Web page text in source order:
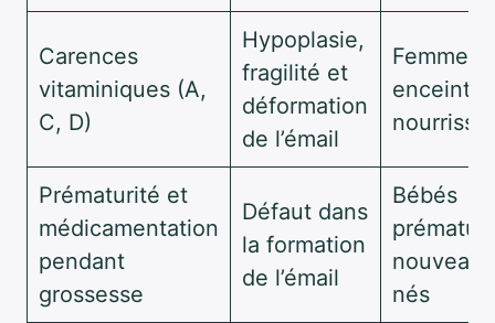
Carences
vitaminiques (A,
C, D)
Hypoplasie,
fragilité et
déformation
de l’émail
Femmes
Prématurité et
médicamentation
pendant
grossesse
Défaut dans
la formation
de l’émail
Bébés
nouveau-
nés